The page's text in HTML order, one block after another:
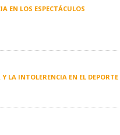
EN LOS ESPECTÁCULOS
LA INTOLERENCIA EN EL DEPORTE